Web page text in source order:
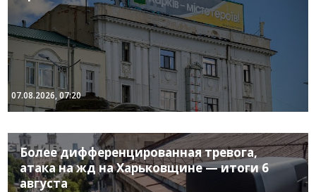
07.08.2026, 07:20
Более дифференцированная тревога,
атака на жд на Харьковщине — итоги 6
августа